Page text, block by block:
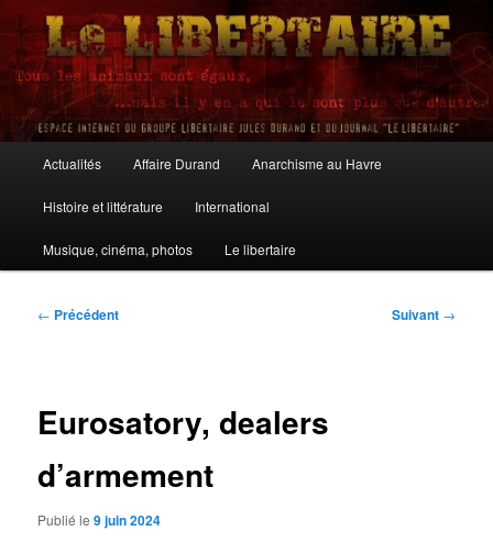
Aller
contenu
principalLe Libertaire
principal
Actualités Affaire Durand Anarchisme au Havre
Histoire et littérature International
Musique, cinéma, photos Le libertaire
Navigation
← Précédent Suivant →
Eurosatory, dealers
d’armement
Publié le9 juin 2024